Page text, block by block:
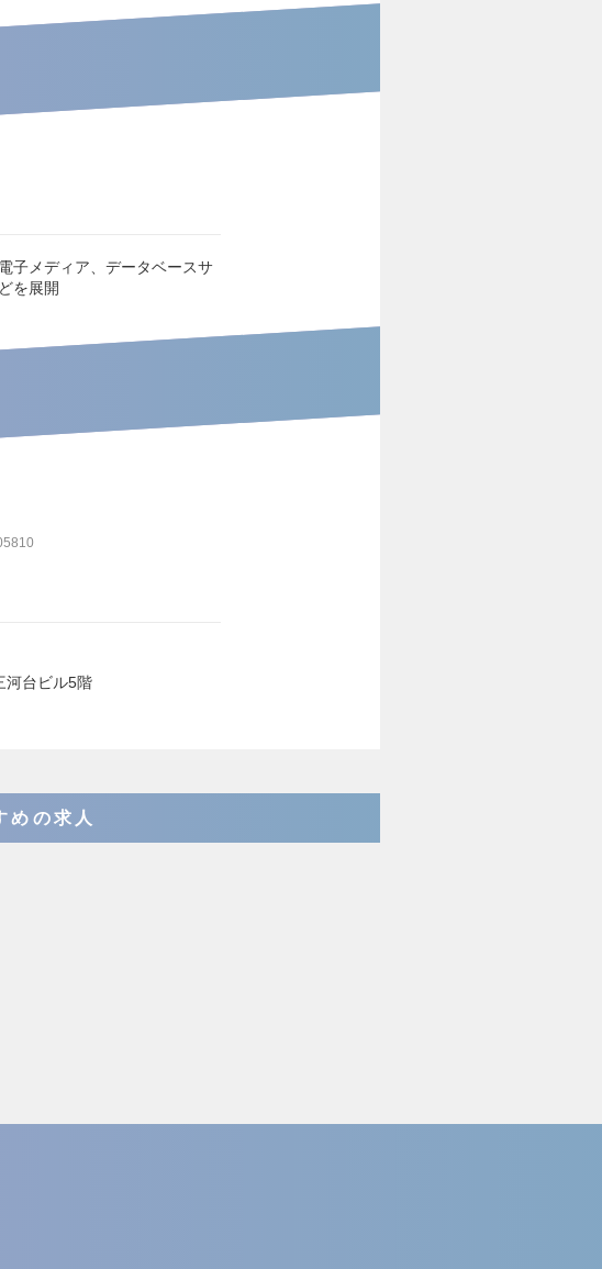
子メディア、データベースサ
を展開
台ビル5階
めの求人